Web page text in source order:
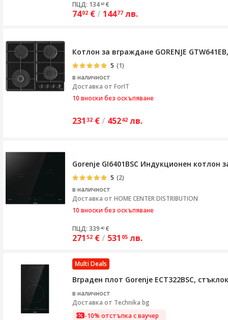
ПЦД: 13443 €
7402 €/ 14477 лв.
Котлон за вграждане GORENJE
5 (1)
в наличност
Доставка от ForIT
10 вноски без оскъпяване
231 32 €/ 45242 лв.
Gorenje GI6401BSC Индукционен котлон
5 (2)
в наличност
Доставка от HOME CENTER DISTRIBUTION
10 вноски без оскъпяване
ПЦД: 339 40 €
271 52 €/ 531 05 лв.
Multi Deals
Вграден плот Gorenje ECT322BSC,
в наличност
Доставка от Technika bg
-10% отстъпка с ваучер